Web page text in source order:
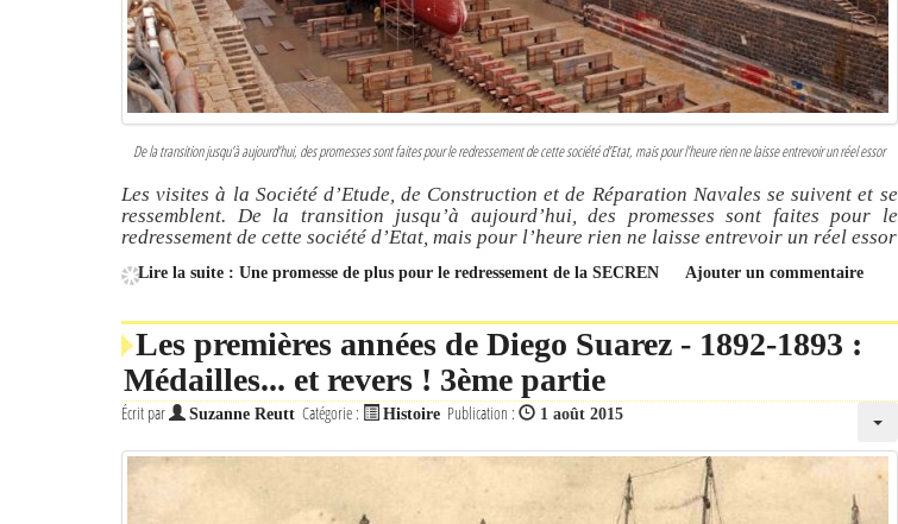
De la transition jusqu’à aujourd’hui, des promesses sont faites pour le redressement de cette société d’Etat, mais pour l’heure rien ne laisse entrevoir un réel essor
Les visites à la Société d’Etude, de Construction et de Réparation Navales se suivent et se
ressemblent. De la transition jusqu’à aujourd’hui, des promesses sont faites pour le
redressement de cette société d’Etat, mais pour l’heure rien ne laisse entrevoir un réel essor
Lire la suite : Une promesse de plus pour le redressement de la SECREN Ajouter un commentaire
Les premières années de Diego Suarez - 1892-1893 :
Médailles... et revers ! 3ème partie
Écrit par Suzanne Reutt Catégorie : Histoire Publication : 1 août 2015